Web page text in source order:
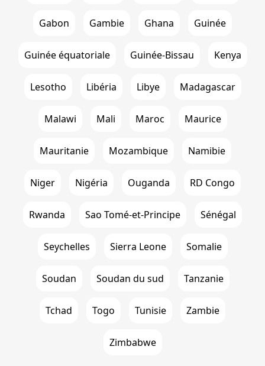
Gabon Gambie Ghana Guinée
Guinée équatoriale Guinée-Bissau Kenya
Lesotho Libéria Libye Madagascar
Malawi Mali Maroc Maurice
Mauritanie Mozambique Namibie
Niger Nigéria Ouganda RD Congo
Rwanda Sao Tomé-et-Principe Sénégal
Seychelles Sierra Leone Somalie
Soudan Soudan du sud Tanzanie
Tchad Togo Tunisie Zambie
Zimbabwe